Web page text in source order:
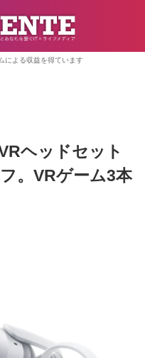
による収益を得ています
ヘッドセット
。VRゲーム3本